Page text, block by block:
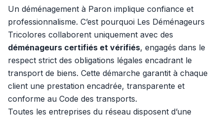
Un déménagement à Paron implique confiance et
professionnalisme. C’est pourquoi Les Déménageurs
Tricolores collaborent uniquement avec des
déménageurs certifiés et vérifiés, engagés dans le
respect strict des obligations légales encadrant le
transport de biens. Cette démarche garantit à chaque
client une prestation encadrée, transparente et
conforme au Code des transports.
Toutes les entreprises du réseau disposent d’une